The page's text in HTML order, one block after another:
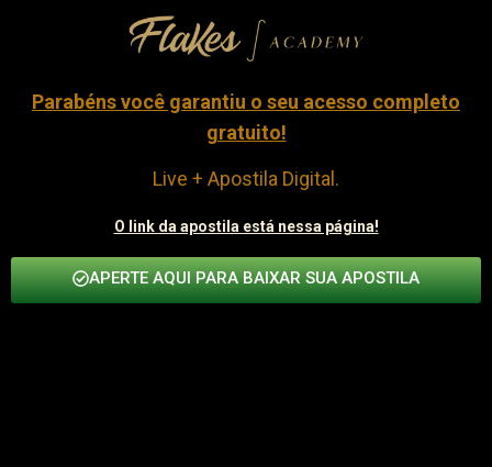
Parabéns você garantiu o seu acesso completo
gratuito!
Live + Apostila Digital.
O link da apostila está nessa página!
APERTE AQUI PARA BAIXAR SUA APOSTILA